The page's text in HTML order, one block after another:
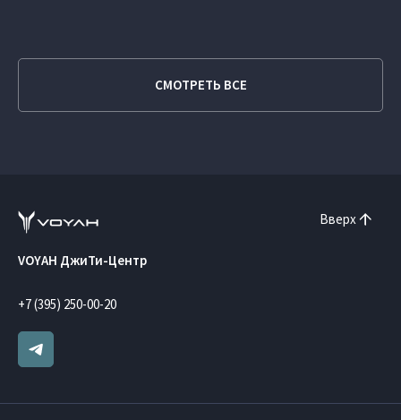
СМОТРЕТЬ ВСЕ
Вверх
VOYAH ДжиТи-Центр
+7 (395) 250-00-20